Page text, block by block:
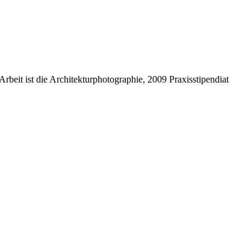
ist die Architekturphotographie, 2009 Praxisstipendiat